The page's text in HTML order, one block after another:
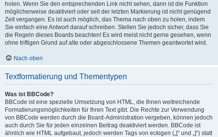
holen. Wenn Sie den entsprechenden Link nicht sehen, dann ist die Funktion
möglicherweise deaktiviert oder seit der letzten Markierung ist nicht genügend
Zeit vergangen. Es ist auch möglich, das Thema nach oben zu holen, indem
Sie einfach eine Antwort darauf schreiben. Stellen Sie jedoch sicher, dass Sie
die Regeln dieses Boards beachten! Es wird meist nicht gerne gesehen, wenn
ohne triftigen Grund auf alte oder abgeschlossene Themen geantwortet wird.
Nach oben
Textformatierung und Thementypen
Was ist BBCode?
BBCode ist eine spezielle Umsetzung von HTML, die Ihnen weitreichende
Formatierungsmöglichkeiten für Ihren Text gibt. Die Rechte zur Verwendung
von BBCode werden durch die Board-Administration vergeben, können jedoch
auch durch Sie für jeden einzelnen Beitrag deaktiviert werden. BBCode ist
ähnlich wie HTML aufgebaut, jedoch werden Tags von eckigen („[“ und „]“) statt